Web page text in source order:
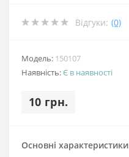
Відгуки: (0)
Модель: 150107
Наявність:Є в наявності
10 грн.
Основні характеристики